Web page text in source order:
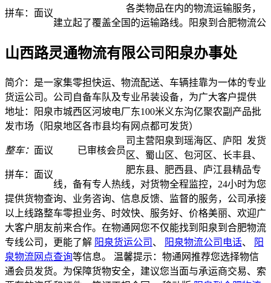
拼车： 面议
山西路灵通物流有限公司阳泉办事处
简介：是一家集零担快运、物流配送、车辆挂靠为一体的专业
货运公司。公司自备车队及专业吊装设备，为广大客户提供
地址：阳泉市城西区河坡电厂东100米义东沟亿聚农副产品批
发市场（阳泉地区各市县均有网点都可发货）
整车： 面议
拼车： 面议
已审核会员
发货
各类物品在内的物流运输服务，
建立起了覆盖全国的运输路线。阳泉到合肥物流公
司主营阳泉到瑶海区、庐阳
区、蜀山区、包河区、长丰县、
肥东县、肥西县、庐江县精品专
线，备有专人热线，对货物全程监控，24小时为您
提供货物查询、业务咨询、信息反馈、监督的服务，公司承接
以上线路整车零担业务、时效快、服务好、价格美丽、欢迎广
大客户朋友前来合作。在物通网您不仅能找到阳泉到合肥物流
专线公司，更能了解 阳泉货运公司 、 阳泉物流公司电话、
阳
泉物流网点查询等信息。 温馨提示：物通网推荐您选择物信
通会员发货。为保障货物安全，建议您当面与承运商交易、索